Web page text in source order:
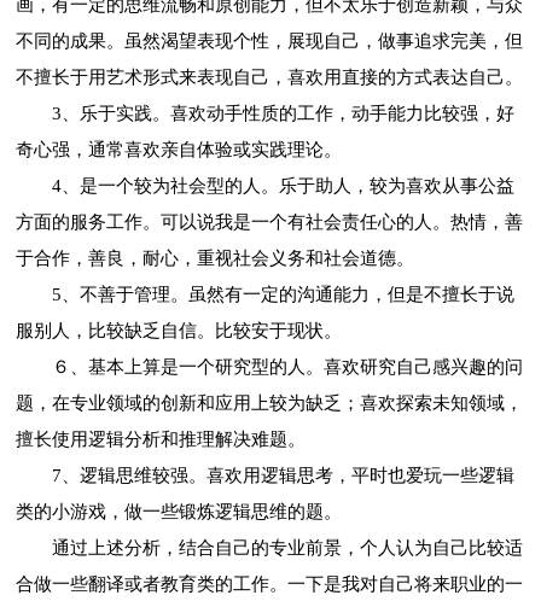
画，有一定的思维流畅和原创能力，但不太乐于创造新颖，与众
不同的成果。虽然渴望表现个性，展现自己，做事追求完美，但
不擅长于用艺术形式来表现自己，喜欢用直接的方式表达自己。
3、乐于实践。喜欢动手性质的工作，动手能力比较强，好
奇心强，通常喜欢亲自体验或实践理论。
4、是一个较为社会型的人。乐于助人，较为喜欢从事公益
方面的服务工作。可以说我是一个有社会责任心的人。热情，善
于合作，善良，耐心，重视社会义务和社会道德。
5、不善于管理。虽然有一定的沟通能力，但是不擅长于说
服别人，比较缺乏自信。比较安于现状。
６、基本上算是一个研究型的人。喜欢研究自己感兴趣的问
题，在专业领域的创新和应用上较为缺乏；喜欢探索未知领域，
擅长使用逻辑分析和推理解决难题。
7、逻辑思维较强。喜欢用逻辑思考，平时也爱玩一些逻辑
类的小游戏，做一些锻炼逻辑思维的题。
通过上述分析，结合自己的专业前景，个人认为自己比较适
合做一些翻译或者教育类的工作。一下是我对自己将来职业的一